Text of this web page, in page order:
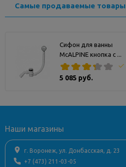
Самые продаваемые товары
Сифон для ванны
McALPINE кнопка с ...
5 085 руб.
Наши магазины
г. Воронеж, ул. Донбасская, д. 23
+7 (473) 211-03-05